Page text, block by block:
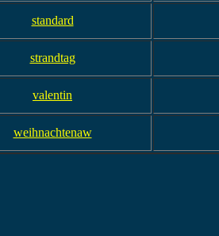
standard
strandtag
valentin
weihnachtenaw